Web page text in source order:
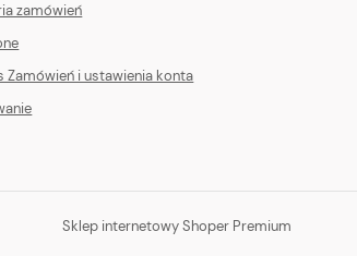
zamówień
Zamówień i ustawienia konta
Sklep internetowy Shoper Premium